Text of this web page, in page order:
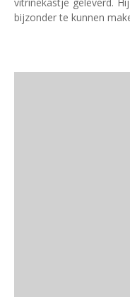
bijzonder te kunnen